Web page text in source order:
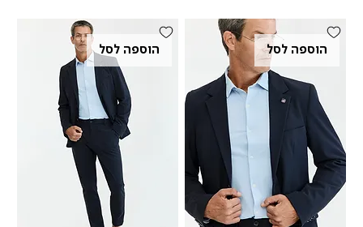
הוספה לסל הוספה לסל